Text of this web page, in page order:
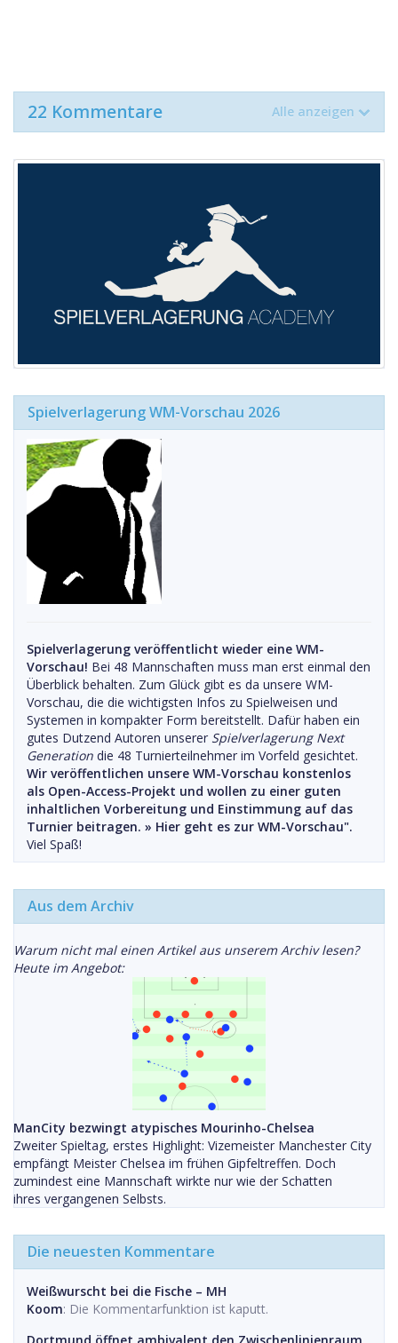
22 Kommentare Alle anzeigen
Spielverlagerung WM-Vorschau 2026
Spielverlagerung veröffentlicht wieder eine WM-
Vorschau! Bei 48 Mannschaften muss man erst einmal den
Überblick behalten. Zum Glück gibt es da unsere WM-
Vorschau, die die wichtigsten Infos zu Spielweisen und
Systemen in kompakter Form bereitstellt. Dafür haben ein
gutes Dutzend Autoren unserer Spielverlagerung Next
Generation die 48 Turnierteilnehmer im Vorfeld gesichtet.
Wir veröffentlichen unsere WM-Vorschau konstenlos
als Open-Access-Projekt und wollen zu einer guten
inhaltlichen Vorbereitung und Einstimmung auf das
Turnier beitragen. » Hier geht es zur WM-Vorschau".
Viel Spaß!
Aus dem Archiv
Warum nicht mal einen Artikel aus unserem Archiv lesen?
Heute im Angebot:
ManCity bezwingt atypisches Mourinho-Chelsea
Zweiter Spieltag, erstes Highlight: Vizemeister Manchester City
empfängt Meister Chelsea im frühen Gipfeltreffen. Doch
zumindest eine Mannschaft wirkte nur wie der Schatten
ihres vergangenen Selbsts.
Die neuesten Kommentare
Weißwurscht bei die Fische – MH
Koom: Die Kommentarfunktion ist kaputt.